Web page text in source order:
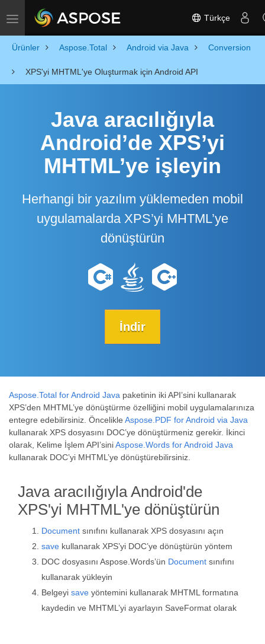
Toggle navigation Türkçe
Ürünler Aspose.Total Android via Java Conversion
XPS'yi MHTML'ye Oluşturmak için Android API
Java aracılığıyla
Android’de XPS’yi
MHTML’ye işleyin
Herhangi bir yazılım yüklemeden mobil
uygulamalarda XPS’yi MHTML’ye
dönüştürün
İndir
Aspose.Total for Android Java paketinin iki API’sini kullanarak
XPS’den MHTML’ye dönüştürme özelliğini mobil uygulamalarınıza
entegre edebilirsiniz. Öncelikle Aspose.PDF for Android via Java
kullanarak XPS dosyasını DOC’ye dönüştürmeniz gerekir. İkinci
olarak, Kelime İşlem API’siniAspose.Words for Android Java
kullanarak DOC’yi MHTML’ye dönüştürebilirsiniz.
Java aracılığıyla Android'de
XPS'yi MHTML'ye dönüştürün
Document sınıfını kullanarak XPS dosyasını açın
save kullanarak XPS’yi DOC’ye dönüştürün yöntem
DOC dosyasını Aspose.Words’ün Document sınıfını
kullanarak yükleyin
Belgeyi save yöntemini kullanarak MHTML formatına
kaydedin ve MHTML’yi ayarlayın SaveFormat olarak